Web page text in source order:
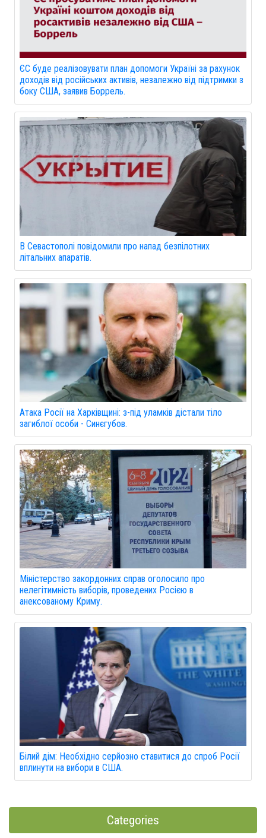
ЄС буде реалізовувати план допомоги Україні за рахунок
доходів від російських активів, незалежно від підтримки з
боку США, заявив Боррель.
В Севастополі повідомили про напад безпілотних
літальних апаратів.
Атака Росії на Харківщині: з-під уламків дістали тіло
загиблої особи - Синєгубов.
Міністерство закордонних справ оголосило про
нелегітимність виборів, проведених Росією в
анексованому Криму.
Білий дім: Необхідно серйозно ставитися до спроб Росії
вплинути на вибори в США.
Categories